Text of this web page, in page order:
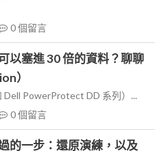
0個留言
以塞進 30 倍的資料？聊聊
）
PowerProtect DD 系列）...
0個留言
的一步：還原演練，以及